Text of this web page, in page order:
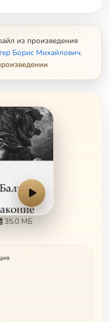
из произведения
Борис Михайлович.
35.0 МБ